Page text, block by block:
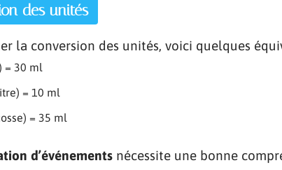
des unités
la conversion des unités, voici quelques
= 30 ml
= 10 ml
= 35 ml
d’événements nécessite une bonne